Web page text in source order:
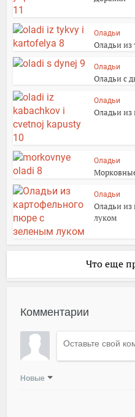
Оладьи
Оладьи из
Оладьи
Оладьи с
Оладьи
Оладьи из
Оладьи
Оладьи
Оладьи из
луком
Что еще
Комментарии
Новые